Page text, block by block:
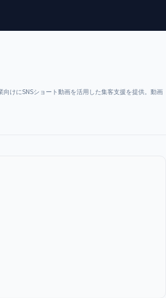
けにSNSショート動画を活用した集客支援を提供。動画